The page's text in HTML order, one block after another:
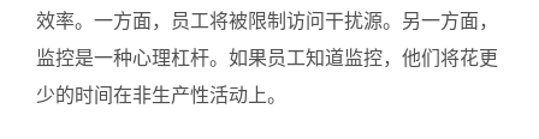
效率。一方面，员工将被限制访问干扰源。另一方面，
监控是一种心理杠杆。如果员工知道监控，他们将花更
少的时间在非生产性活动上。